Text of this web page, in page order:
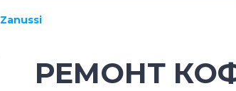
Zanussi
РЕМОНТ